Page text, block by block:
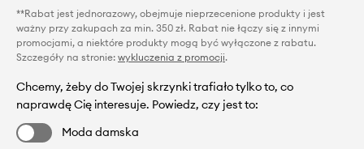
**Rabat jest jednorazowy, obejmuje nieprzecenione produkty i jest
ważny przy zakupach za min. 350 zł. Rabat nie łączy się z innymi
promocjami, a niektóre produkty mogą być wyłączone z rabatu.
Szczegóły na stronie: wykluczenia z promocji.
Chcemy, żeby do Twojej skrzynki trafiało tylko to, co
naprawdę Cię interesuje. Powiedz, czy jest to:
Moda damska